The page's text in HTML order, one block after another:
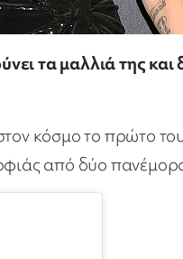
τα μαλλιά της και
κόσμο το πρώτο
από δύο